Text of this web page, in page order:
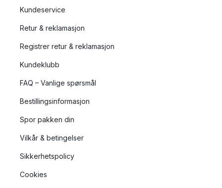
Kundeservice
Retur & reklamasjon
Registrer retur & reklamasjon
Kundeklubb
FAQ – Vanlige spørsmål
Bestillingsinformasjon
Spor pakken din
Vilkår & betingelser
Sikkerhetspolicy
Cookies